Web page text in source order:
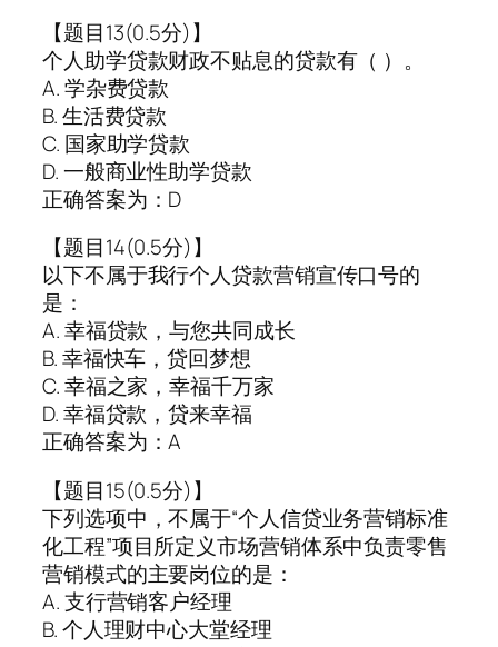
【题目13(0.5分)】
个人助学贷款财政不贴息的贷款有（ ）。
A. 学杂费贷款
B. 生活费贷款
C. 国家助学贷款
D. 一般商业性助学贷款
正确答案为：D
【题目14(0.5分)】
以下不属于我行个人贷款营销宣传口号的
是：
A. 幸福贷款，与您共同成长
B. 幸福快车，贷回梦想
C. 幸福之家，幸福千万家
D. 幸福贷款，贷来幸福
正确答案为：A
【题目15(0.5分)】
下列选项中，不属于“个人信贷业务营销标准
化工程”项目所定义市场营销体系中负责零售
营销模式的主要岗位的是：
A. 支行营销客户经理
B. 个人理财中心大堂经理